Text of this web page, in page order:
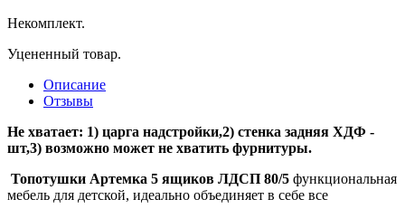
Некомплект.
Уцененный товар.
Описание
Отзывы
Не хватает: 1) царга надстройки,2) стенка задняя ХДФ -
шт,3) возможно может не хватить фурнитуры.
Топотушки Артемка 5 ящиков ЛДСП 80/5 функциональная
мебель для детской, идеально объединяет в себе все